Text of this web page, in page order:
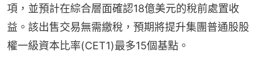
項，並預計在綜合層面確認18億美元的稅前處置收
益。該出售交易無需繳稅，預期將提升集團普通股股
權一級資本比率(CET1)最多15個基點。